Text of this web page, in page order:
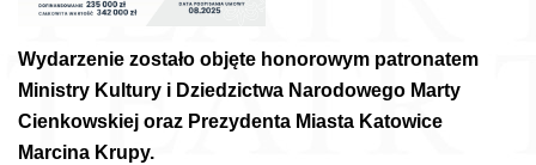
Wydarzenie zostało objęte honorowym patronatem
Ministry Kultury i Dziedzictwa Narodowego Marty
Cienkowskiej oraz Prezydenta Miasta Katowice
Marcina Krupy.